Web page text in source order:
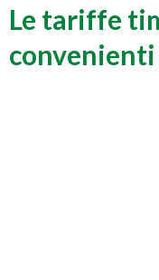
Le tariffe
convenienti